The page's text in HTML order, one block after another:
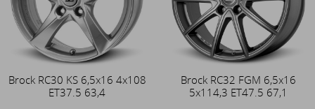
Brock RC30 KS 6,5x16 4x108
ET37.5 63,4
Brock RC32 FGM 6,5x16
5x114,3 ET47.5 67,1